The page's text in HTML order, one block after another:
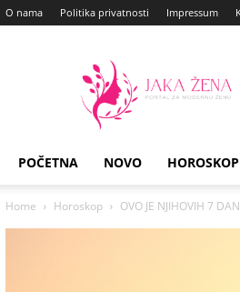
O nama Politika privatnosti Impressum
Zena
POČETNA NOVO HOROSKOP
Home Horoskop OVO JE NJIHOVIH 7